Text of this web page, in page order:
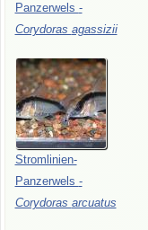
Panzerwels -
Corydoras agassizii
Stromlinien-
Panzerwels -
Corydoras arcuatus